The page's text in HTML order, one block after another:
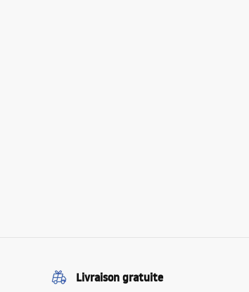
Livraison gratuite